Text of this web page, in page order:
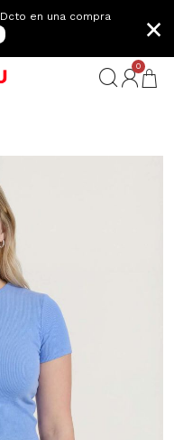
Dcto en una compra
×
0